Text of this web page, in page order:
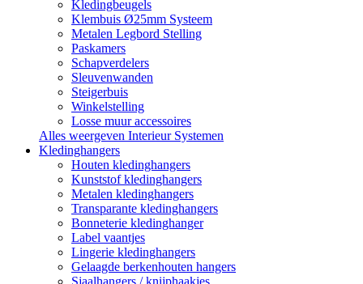
Kledingbeugels
Klembuis Ø25mm Systeem
Metalen Legbord Stelling
Paskamers
Schapverdelers
Sleuvenwanden
Steigerbuis
Winkelstelling
Losse muur accessoires
Alles weergeven Interieur Systemen
Kledinghangers
Houten kledinghangers
Kunststof kledinghangers
Metalen kledinghangers
Transparante kledinghangers
Bonneterie kledinghanger
Label vaantjes
Lingerie kledinghangers
Gelaagde berkenhouten hangers
Sjaalhangers / knijphaakjes